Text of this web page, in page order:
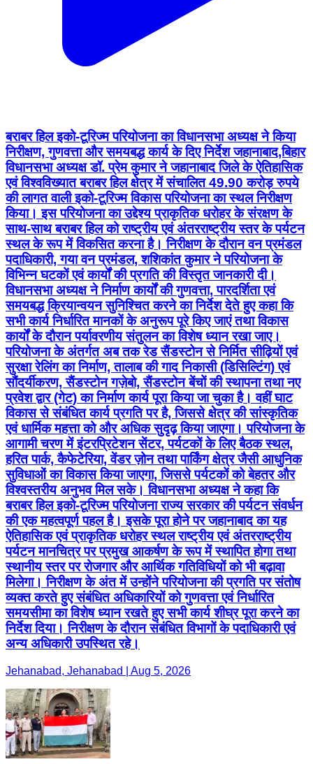
बराबर हिल इको-टूरिज्म परियोजना का विधानसभा अध्यक्ष ने किया
निरीक्षण, गुणवत्ता और समयबद्ध कार्य के दिए निर्देश जहानाबाद,बिहार
विधानसभा अध्यक्ष डॉ. प्रेम कुमार ने जहानाबाद जिले के ऐतिहासिक
एवं विश्वविख्यात बराबर हिल क्षेत्र में संचालित 49.90 करोड़ रुपये
की लागत वाली इको-टूरिज्म विकास परियोजना का स्थल निरीक्षण
किया। इस परियोजना का उद्देश्य प्राकृतिक धरोहर के संरक्षण के
साथ-साथ बराबर हिल को राष्ट्रीय एवं अंतरराष्ट्रीय स्तर के पर्यटन
स्थल के रूप में विकसित करना है। निरीक्षण के दौरान वन प्रमंडल
पदाधिकारी, गया वन प्रमंडल, शशिकांत कुमार ने परियोजना के
विभिन्न घटकों एवं कार्यों की प्रगति की विस्तृत जानकारी दी।
विधानसभा अध्यक्ष ने निर्माण कार्यों की गुणवत्ता, पारदर्शिता एवं
समयबद्ध क्रियान्वयन सुनिश्चित करने का निर्देश देते हुए कहा कि
सभी कार्य निर्धारित मानकों के अनुरूप पूरे किए जाएं तथा विकास
कार्यों के दौरान पर्यावरणीय संतुलन का विशेष ध्यान रखा जाए।
परियोजना के अंतर्गत अब तक रेड सैंडस्टोन से निर्मित सीढ़ियों एवं
सुरक्षा रेलिंग का निर्माण, तालाब की गाद निकासी (डिसिल्टिंग) एवं
सौंदर्यीकरण, सैंडस्टोन गज़ेबो, सैंडस्टोन बेंचों की स्थापना तथा नए
प्रवेश द्वार (गेट) का निर्माण कार्य पूरा किया जा चुका है। वहीं घाट
विकास से संबंधित कार्य प्रगति पर है, जिससे क्षेत्र की सांस्कृतिक
एवं धार्मिक महत्ता को और अधिक सुदृढ़ किया जाएगा। परियोजना के
आगामी चरण में इंटरप्रिटेशन सेंटर, पर्यटकों के लिए बैठक स्थल,
हरित पार्क, कैफेटेरिया, वेंडर ज़ोन तथा पार्किंग क्षेत्र जैसी आधुनिक
सुविधाओं का विकास किया जाएगा, जिससे पर्यटकों को बेहतर और
विश्वस्तरीय अनुभव मिल सके। विधानसभा अध्यक्ष ने कहा कि
बराबर हिल इको-टूरिज्म परियोजना राज्य सरकार की पर्यटन संवर्धन
की एक महत्वपूर्ण पहल है। इसके पूरा होने पर जहानाबाद का यह
ऐतिहासिक एवं प्राकृतिक धरोहर स्थल राष्ट्रीय एवं अंतरराष्ट्रीय
पर्यटन मानचित्र पर प्रमुख आकर्षण के रूप में स्थापित होगा तथा
स्थानीय स्तर पर रोजगार और आर्थिक गतिविधियों को भी बढ़ावा
मिलेगा। निरीक्षण के अंत में उन्होंने परियोजना की प्रगति पर संतोष
व्यक्त करते हुए संबंधित अधिकारियों को गुणवत्ता एवं निर्धारित
समयसीमा का विशेष ध्यान रखते हुए सभी कार्य शीघ्र पूरा करने का
निर्देश दिया। निरीक्षण के दौरान संबंधित विभागों के पदाधिकारी एवं
अन्य अधिकारी उपस्थित रहे।
Jehanabad, Jehanabad | Aug 5, 2026